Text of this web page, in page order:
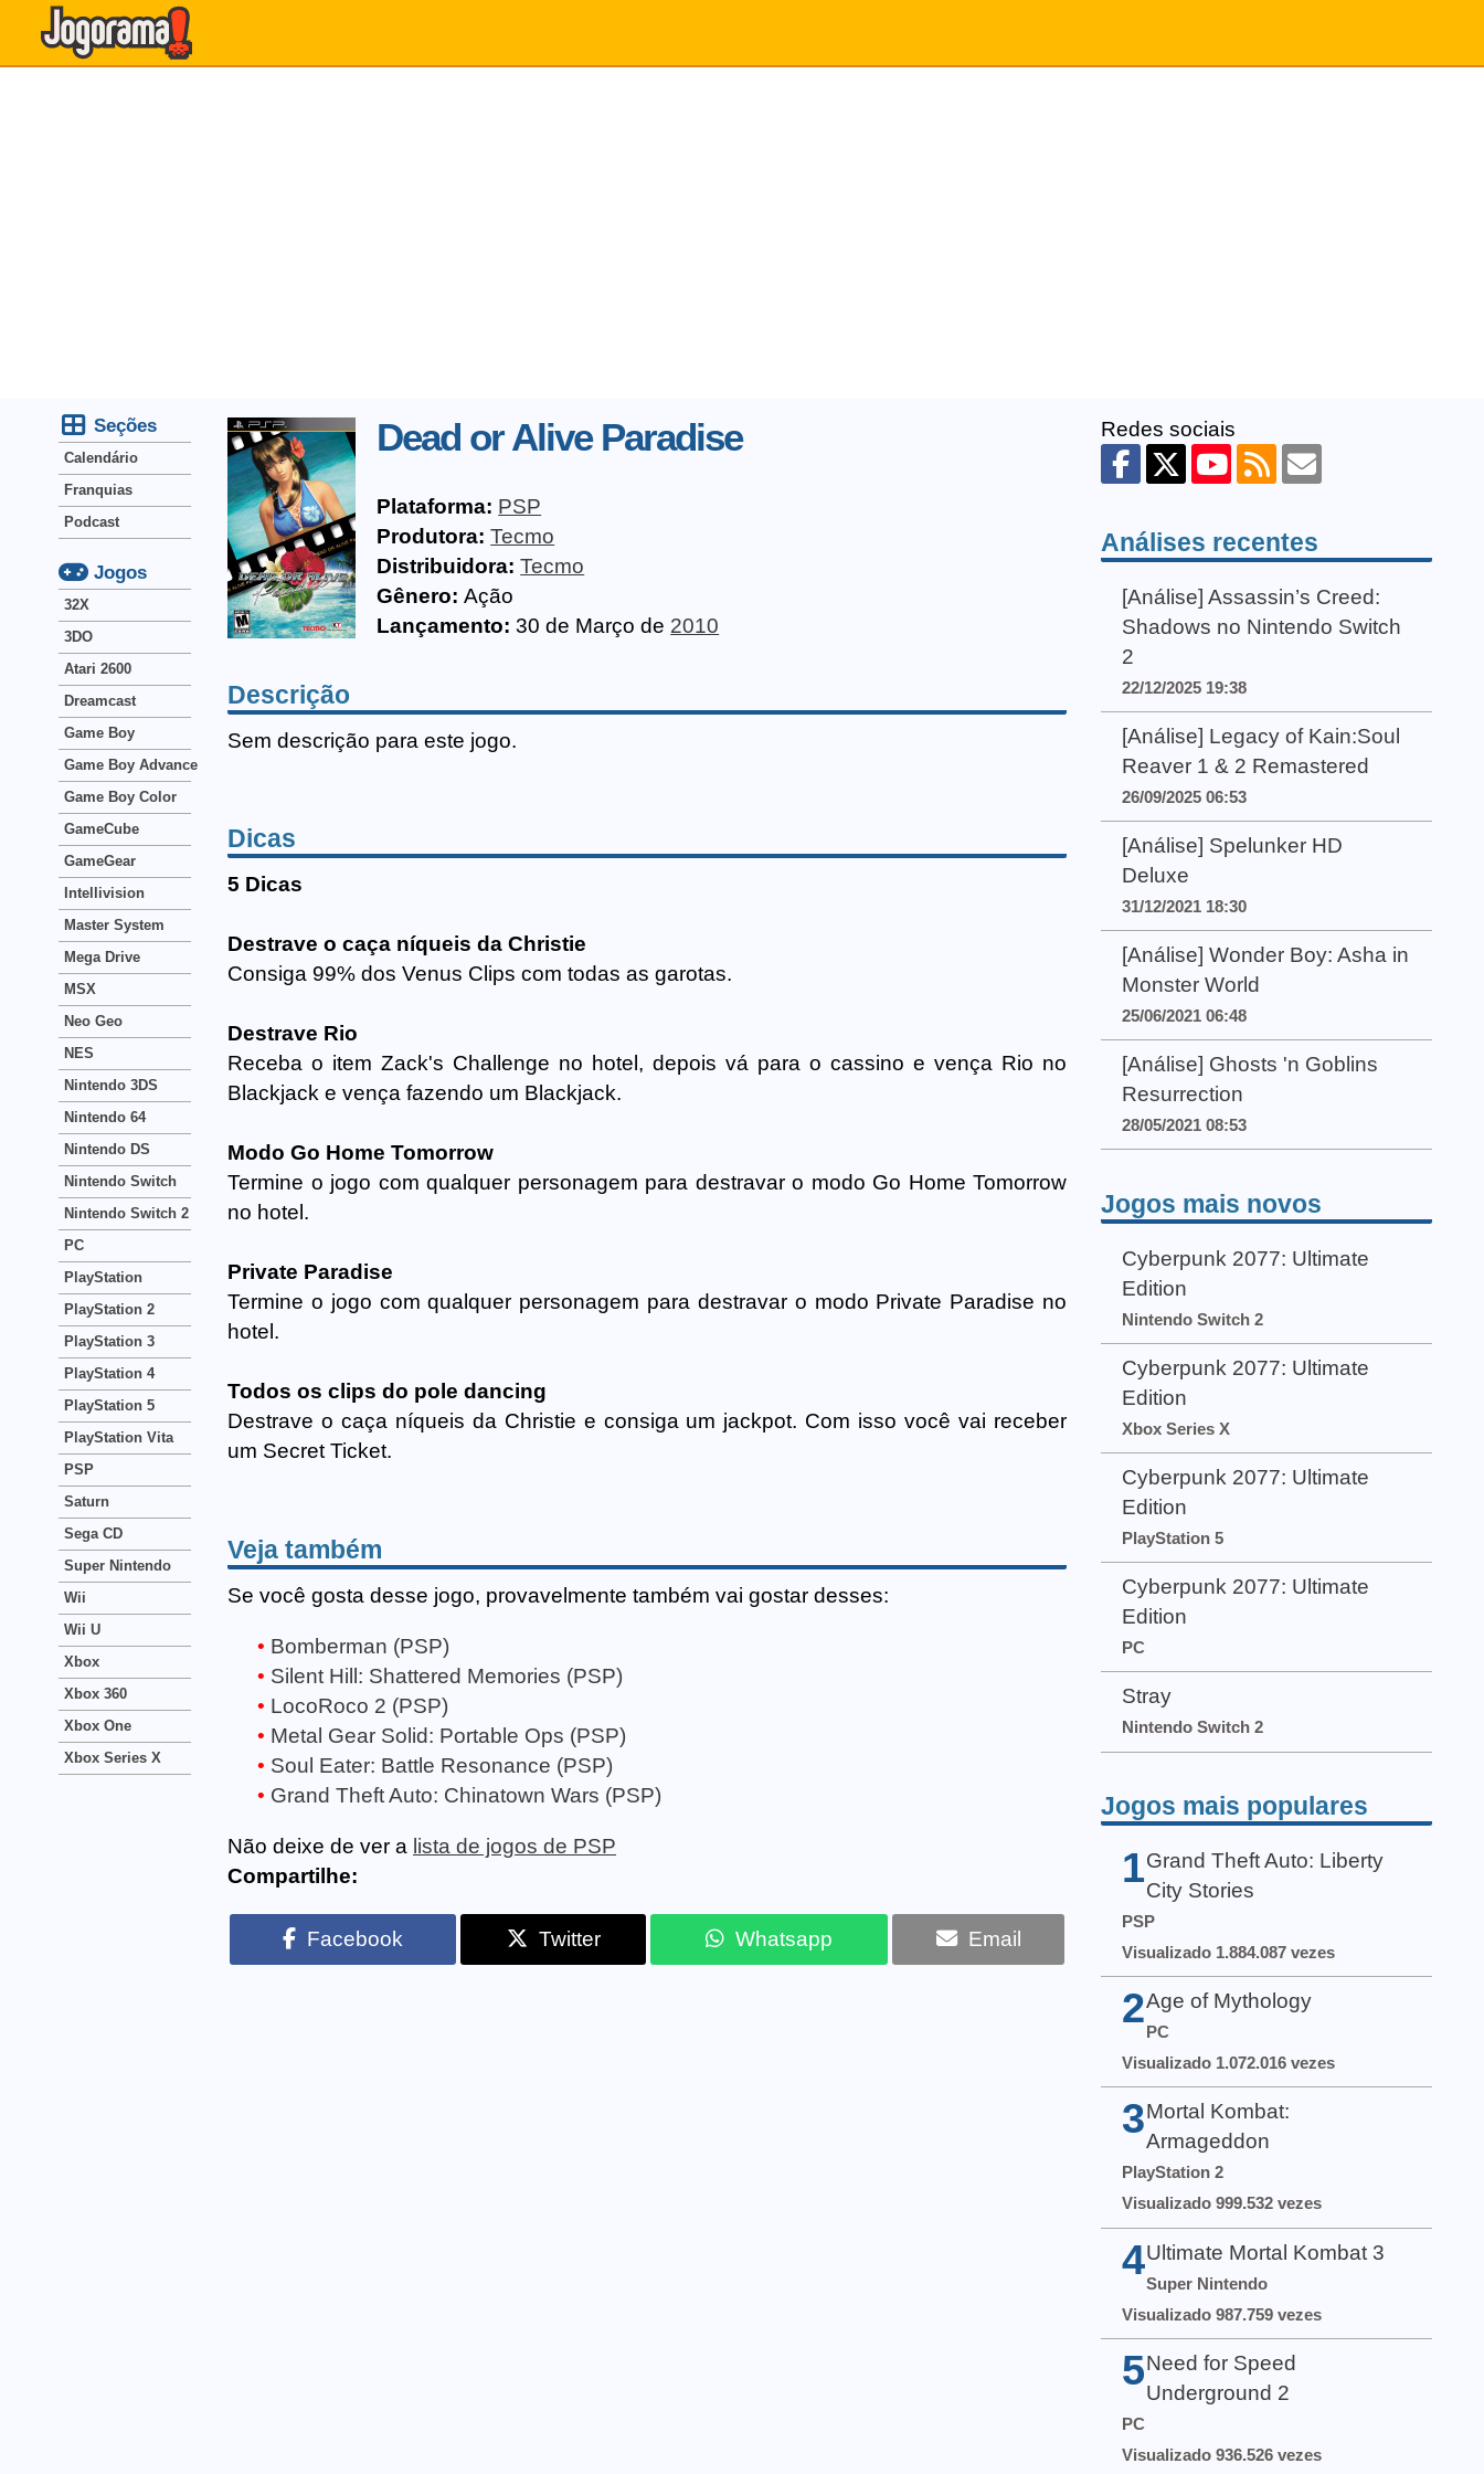
Dead or Alive Paradise
Plataforma: PSP
Produtora: Tecmo
Distribuidora: Tecmo
Gênero: Ação
Lançamento: 30 de Março de 2010
Descrição
Sem descrição para este jogo.
Dicas
5 Dicas
Destrave o caça níqueis da Christie
Consiga 99% dos Venus Clips com todas as garotas.
Destrave Rio
Receba o item Zack's Challenge no hotel, depois vá para o cassino e vença Rio no
Blackjack e vença fazendo um Blackjack.
Modo Go Home Tomorrow
Termine o jogo com qualquer personagem para destravar o modo Go Home Tomorrow
no hotel.
Private Paradise
Termine o jogo com qualquer personagem para destravar o modo Private Paradise no
hotel.
Todos os clips do pole dancing
Destrave o caça níqueis da Christie e consiga um jackpot. Com isso você vai receber
um Secret Ticket.
Veja também
Se você gosta desse jogo, provavelmente também vai gostar desses:
Bomberman (PSP)
Silent Hill: Shattered Memories (PSP)
LocoRoco 2 (PSP)
Metal Gear Solid: Portable Ops (PSP)
Soul Eater: Battle Resonance (PSP)
Grand Theft Auto: Chinatown Wars (PSP)
Não deixe de ver a lista de jogos de PSP
Compartilhe:
Facebook Twitter Whatsapp Email
Seções
Calendário
Franquias
Podcast
Jogos
32X
3DO
Atari 2600
Dreamcast
Game Boy
Game Boy Advance
Game Boy Color
GameCube
GameGear
Intellivision
Master System
Mega Drive
MSX
Neo Geo
NES
Nintendo 3DS
Nintendo 64
Nintendo DS
Nintendo Switch
Nintendo Switch 2
PC
PlayStation
PlayStation 2
PlayStation 3
PlayStation 4
PlayStation 5
PlayStation Vita
PSP
Saturn
Sega CD
Super Nintendo
Wii
Wii U
Xbox
Xbox 360
Xbox One
Xbox Series X
Redes sociais
Análises recentes
[Análise] Assassin’s Creed:
Shadows no Nintendo Switch
2
22/12/2025 19:38
[Análise] Legacy of Kain:Soul
Reaver 1 & 2 Remastered
26/09/2025 06:53
[Análise] Spelunker HD
Deluxe
31/12/2021 18:30
[Análise] Wonder Boy: Asha in
Monster World
25/06/2021 06:48
[Análise] Ghosts 'n Goblins
Resurrection
28/05/2021 08:53
Jogos mais novos
Cyberpunk 2077: Ultimate
Edition
Nintendo Switch 2
Cyberpunk 2077: Ultimate
Edition
Xbox Series X
Cyberpunk 2077: Ultimate
Edition
PlayStation 5
Cyberpunk 2077: Ultimate
Edition
PC
Stray
Nintendo Switch 2
Jogos mais populares
1 Grand Theft Auto: Liberty
City Stories
PSP
Visualizado 1.884.087 vezes
2Age of Mythology
PC
Visualizado 1.072.016 vezes
3 Mortal Kombat:
Armageddon
PlayStation 2
Visualizado 999.532 vezes
4 Ultimate Mortal Kombat 3
Super Nintendo
Visualizado 987.759 vezes
5 Need for Speed
Underground 2
PC
Visualizado 936.526 vezes